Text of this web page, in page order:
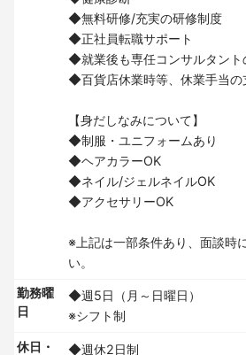
◆無料研修/充実の研修制度
◆正社員転職サポート
◆就業後も専任コンサルタント
◆百貨店休業時等、休業手当の
【身だしなみについて】
◆制服・ユニフォームあり
◆ヘアカラーOK
◆ネイル/ジェルネイルOK
◆アクセサリーOK
※上記は一部条件あり、面談時
い。
勤務曜
日
◆週5日（月～日曜日）
※シフト制
休日・ ◆週休2日制